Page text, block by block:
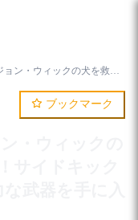
説！サイドキック「Dog (Pen & Ink)」や強力な武器を手に入れよう！
ブックマーク